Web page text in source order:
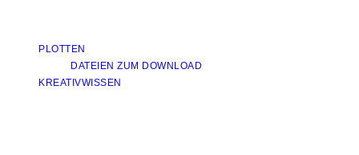
PLOTTEN
DATEIEN ZUM DOWNLOAD
KREATIVWISSEN